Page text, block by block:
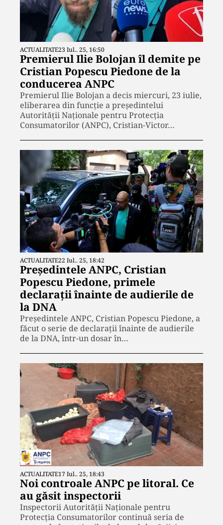
ACTUALITATE23 Iul.. 25, 16:50
Premierul Ilie Bolojan îl demite pe
Cristian Popescu Piedone de la
conducerea ANPC
Premierul Ilie Bolojan a decis miercuri, 23 iulie,
eliberarea din funcție a președintelui
Autorității Naționale pentru Protecția
Consumatorilor (ANPC), Cristian-Victor…
ACTUALITATE22 Iul.. 25, 18:42
Președintele ANPC, Cristian
Popescu Piedone, primele
declarații înainte de audierile de
la DNA
Președintele ANPC, Cristian Popescu Piedone, a
făcut o serie de declarații înainte de audierile
de la DNA, într-un dosar în…
ACTUALITATE17 Iul.. 25, 18:43
Noi controale ANPC pe litoral. Ce
au găsit inspectorii
Inspectorii Autorității Naționale pentru
Protecția Consumatorilor continuă seria de